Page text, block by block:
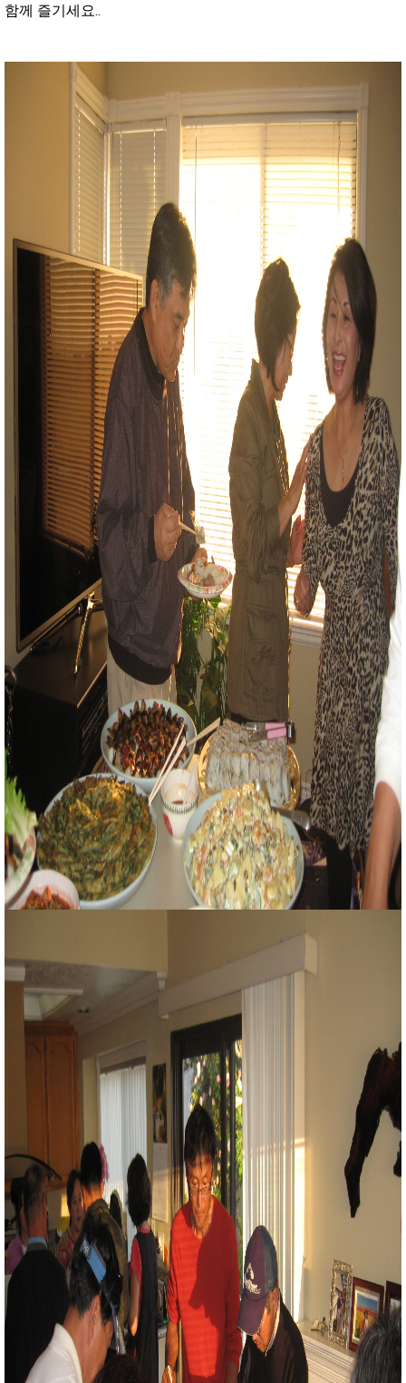
함께 즐기세요..